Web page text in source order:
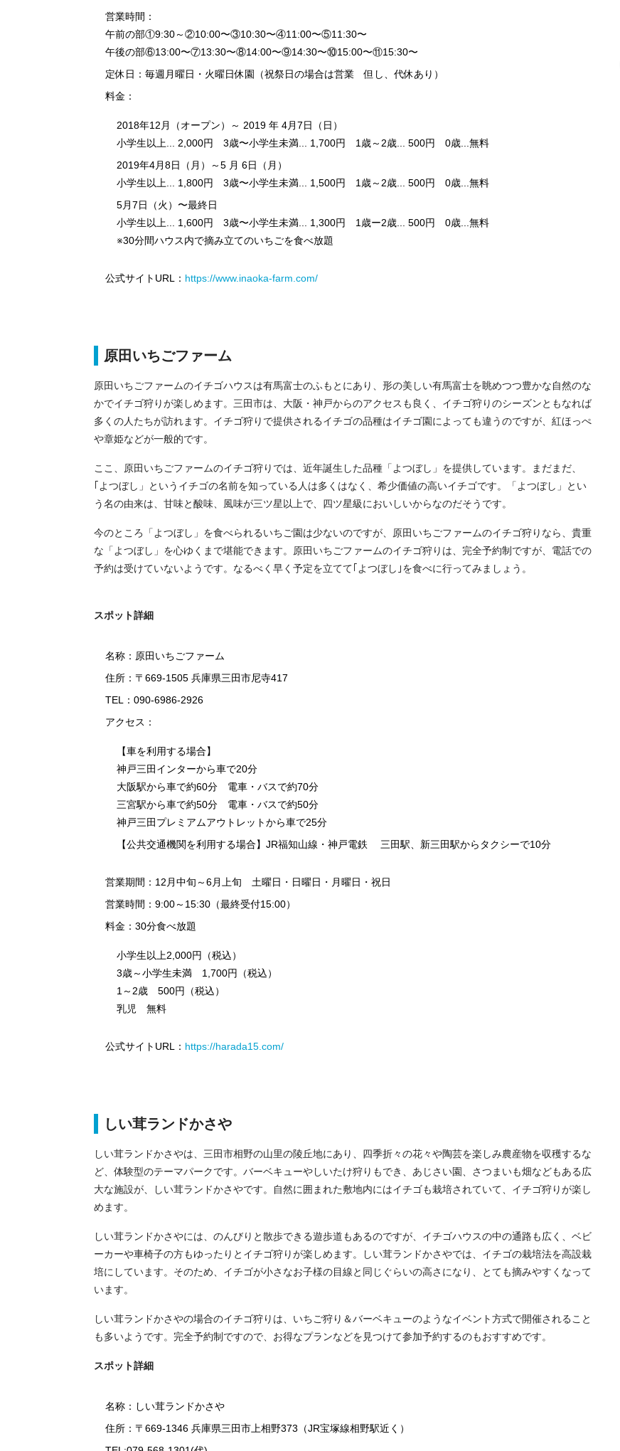
営業時間：
午前の部①9:30～②10:00〜③10:30〜④11:00〜⑤11:30〜
午後の部⑥13:00〜⑦13:30〜⑧14:00〜⑨14:30〜⑩15:00〜⑪15:30〜
定休日：毎週月曜日・火曜日休園（祝祭日の場合は営業 但し、代休あり）
料金：
2018年12月（オープン）～ 2019 年 4月7日（日）
小学生以上... 2,000円 3歳〜小学生未満... 1,700円 1歳～2歳... 500円 0歳...無料
2019年4月8日（月）～5 月 6日（月）
小学生以上... 1,800円 3歳〜小学生未満... 1,500円 1歳～2歳... 500円 0歳...無料
5月7日（火）〜最終日
小学生以上... 1,600円 3歳〜小学生未満... 1,300円 1歳ー2歳... 500円 0歳...無料
※30分間ハウス内で摘み立てのいちごを食べ放題
公式サイトURL： https://www.inaoka-farm.com/
原田いちごファーム
原田いちごファームのイチゴハウスは有馬富士のふもとにあり、形の美しい有馬富士を眺めつつ豊かな自然のな
かでイチゴ狩りが楽しめます。三田市は、大阪・神戸からのアクセスも良く、イチゴ狩りのシーズンともなれば
多くの人たちが訪れます。イチゴ狩りで提供されるイチゴの品種はイチゴ園によっても違うのですが、紅ほっぺ
や章姫などが一般的です。
ここ、原田いちごファームのイチゴ狩りでは、近年誕生した品種「よつぼし」を提供しています。まだまだ、
｢よつぼし」というイチゴの名前を知っている人は多くはなく、希少価値の高いイチゴです。「よつぼし」とい
う名の由来は、甘味と酸味、風味が三ツ星以上で、四ツ星級においしいからなのだそうです。
今のところ「よつぼし」を食べられるいちご園は少ないのですが、原田いちごファームのイチゴ狩りなら、貴重
な「よつぼし」を心ゆくまで堪能できます。原田いちごファームのイチゴ狩りは、完全予約制ですが、電話での
予約は受けていないようです。なるべく早く予定を立てて｢よつぼし｣を食べに行ってみましょう。
スポット詳細
名称：原田いちごファーム
住所：〒669-1505 兵庫県三田市尼寺417
TEL：090-6986-2926
アクセス：
【車を利用する場合】
神戸三田インターから車で20分
大阪駅から車で約60分 電車・バスで約70分
三宮駅から車で約50分 電車・バスで約50分
神戸三田プレミアムアウトレットから車で25分
【公共交通機関を利用する場合】JR福知山線・神戸電鉄 三田駅、新三田駅からタクシーで10分
営業期間：12月中旬～6月上旬 土曜日・日曜日・月曜日・祝日
営業時間：9:00～15:30（最終受付15:00）
料金：30分食べ放題
小学生以上2,000円（税込）
3歳～小学生未満 1,700円（税込）
1～2歳 500円（税込）
乳児 無料
公式サイトURL： https://harada15.com/
しい茸ランドかさや
しい茸ランドかさやは、三田市相野の山里の陵丘地にあり、四季折々の花々や陶芸を楽しみ農産物を収穫するな
ど、体験型のテーマパークです。バーベキューやしいたけ狩りもでき、あじさい園、さつまいも畑などもある広
大な施設が、しい茸ランドかさやです。自然に囲まれた敷地内にはイチゴも栽培されていて、イチゴ狩りが楽し
めます。
しい茸ランドかさやには、のんびりと散歩できる遊歩道もあるのですが、イチゴハウスの中の通路も広く、ベビ
ーカーや車椅子の方もゆったりとイチゴ狩りが楽しめます。しい茸ランドかさやでは、イチゴの栽培法を高設栽
培にしています。そのため、イチゴが小さなお子様の目線と同じぐらいの高さになり、とても摘みやすくなって
います。
しい茸ランドかさやの場合のイチゴ狩りは、いちご狩り＆バーベキューのようなイベント方式で開催されること
も多いようです。完全予約制ですので、お得なプランなどを見つけて参加予約するのもおすすめです。
スポット詳細
名称：しい茸ランドかさや
住所：〒669-1346 兵庫県三田市上相野373（JR宝塚線相野駅近く）